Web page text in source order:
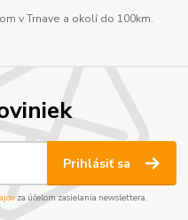
v Trnave a okolí do 100km.
Prihlásiť sa
za účelom zasielania newslettera.